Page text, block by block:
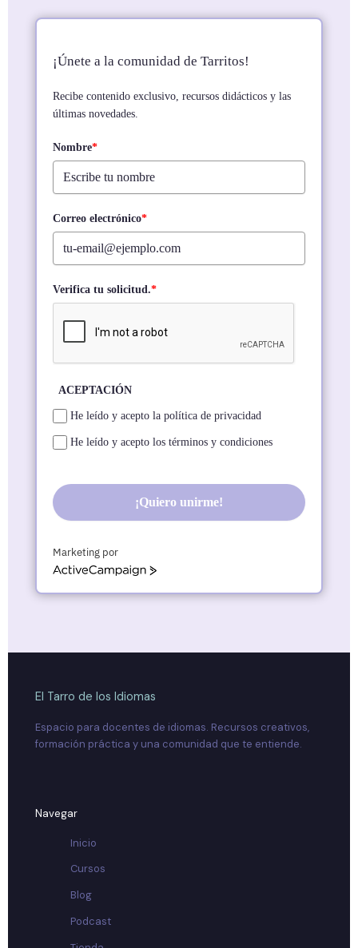
¡Únete a la comunidad de Tarritos!
Recibe contenido exclusivo, recursos didácticos y las
últimas novedades.
Nombre*
Correo electrónico*
Verifica tu solicitud.*
ACEPTACIÓN
He leído y acepto la política de privacidad
He leído y acepto los términos y condiciones
¡Quiero unirme!
Marketing por
ActiveCampaign
El Tarro delos Idiomas
Espacio para docentes de idiomas. Recursos creativos,
formación práctica y una comunidad que te entiende.
Navegar
Inicio
Cursos
Blog
Podcast